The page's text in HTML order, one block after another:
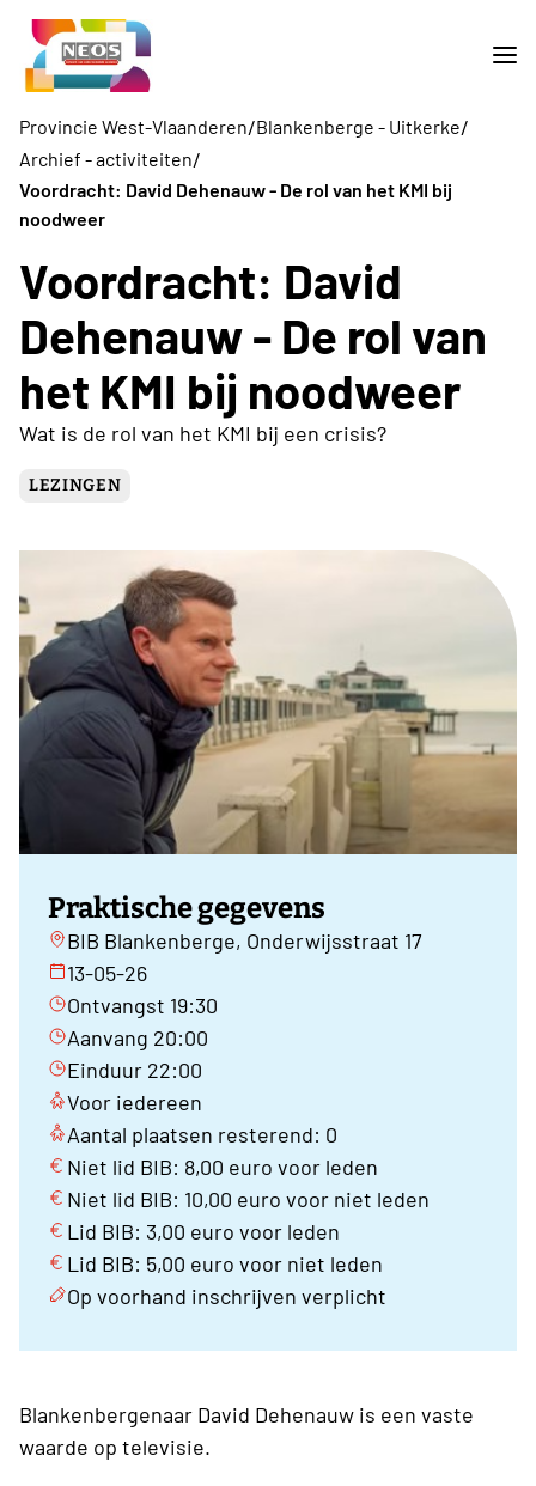
Provincie West-Vlaanderen/Blankenberge - Uitkerke/
Archief - activiteiten/
Voordracht: David Dehenauw - De rol van het KMI bij
noodweer
Voordracht: David
Dehenauw - De rol van
het KMI bij noodweer
Wat is de rol van het KMI bij een crisis?
LEZINGEN
Praktische gegevens
BIB Blankenberge, Onderwijsstraat 17
13-05-26
Ontvangst 19:30
Aanvang 20:00
Einduur 22:00
Voor iedereen
Aantal plaatsen resterend: 0
Niet lid BIB: 8,00 euro voor leden
Niet lid BIB: 10,00 euro voor niet leden
Lid BIB: 3,00 euro voor leden
Lid BIB: 5,00 euro voor niet leden
Op voorhand inschrijven verplicht
Blankenbergenaar David Dehenauw is een vaste
waarde op televisie.